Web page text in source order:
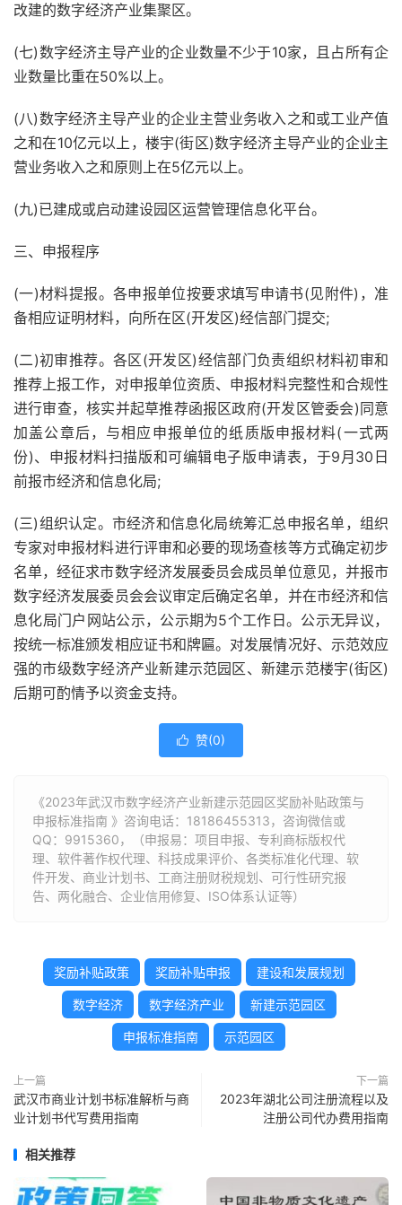
改建的数字经济产业集聚区。
(七)数字经济主导产业的企业数量不少于10家，且占所有企
业数量比重在50%以上。
(八)数字经济主导产业的企业主营业务收入之和或工业产值
之和在10亿元以上，楼宇(街区)数字经济主导产业的企业主
营业务收入之和原则上在5亿元以上。
(九)已建成或启动建设园区运营管理信息化平台。
三、申报程序
(一)材料提报。各申报单位按要求填写申请书(见附件)，准
备相应证明材料，向所在区(开发区)经信部门提交;
(二)初审推荐。各区(开发区)经信部门负责组织材料初审和
推荐上报工作，对申报单位资质、申报材料完整性和合规性
进行审查，核实并起草推荐函报区政府(开发区管委会)同意
加盖公章后，与相应申报单位的纸质版申报材料(一式两
份)、申报材料扫描版和可编辑电子版申请表，于9月30日
前报市经济和信息化局;
(三)组织认定。市经济和信息化局统筹汇总申报名单，组织
专家对申报材料进行评审和必要的现场查核等方式确定初步
名单，经征求市数字经济发展委员会成员单位意见，并报市
数字经济发展委员会会议审定后确定名单，并在市经济和信
息化局门户网站公示，公示期为5个工作日。公示无异议，
按统一标准颁发相应证书和牌匾。对发展情况好、示范效应
强的市级数字经济产业新建示范园区、新建示范楼宇(街区)
后期可酌情予以资金支持。
 赞(0)
《2023年武汉市数字经济产业新建示范园区奖励补贴政策与
申报标准指南 》咨询电话： 18186455313，咨询微信或
QQ：9915360，（申报易：项目申报、专利商标版权代
理、软件著作权代理、科技成果评价、各类标准化代理、软
件开发、商业计划书、工商注册财税规划、可行性研究报
告、两化融合、企业信用修复、ISO体系认证等）
奖励补贴政策 奖励补贴申报 建设和发展规划
数字经济 数字经济产业 新建示范园区
申报标准指南 示范园区
上一篇
武汉市商业计划书标准解析与商
业计划书代写费用指南
下一篇
2023年湖北公司注册流程以及
注册公司代办费用指南
相关推荐